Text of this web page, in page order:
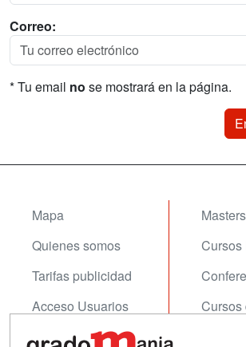
Correo:
* Tu email no se mostrará en la página.
Mapa
Quienes somos
Tarifas publicidad
Acceso Usuarios
Acceso Centros
Cursos
Cursos